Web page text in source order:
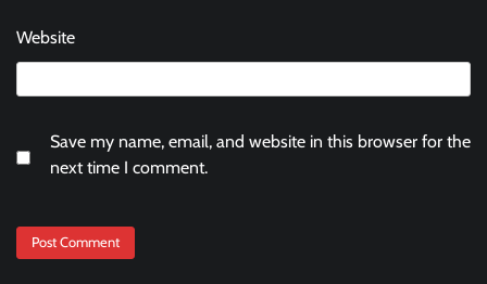
Website
Save my name, email, and website in this browser for the
next time I comment.